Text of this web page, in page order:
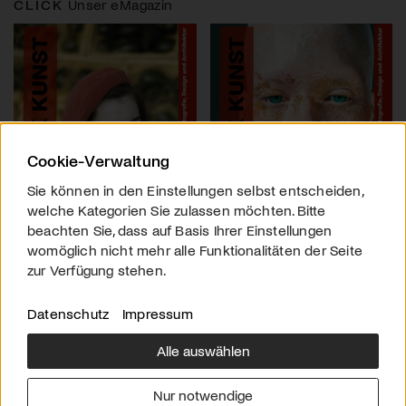
CLICK Unser eMagazin
Über uns
Downloads
Werben
Impressum
Cookie-Verwaltung
Sie können in den Einstellungen selbst entscheiden,
welche Kategorien Sie zulassen möchten. Bitte
beachten Sie, dass auf Basis Ihrer Einstellungen
womöglich nicht mehr alle Funktionalitäten der Seite
zur Verfügung stehen.
Datenschutz Impressum
Alle auswählen
Nur notwendige